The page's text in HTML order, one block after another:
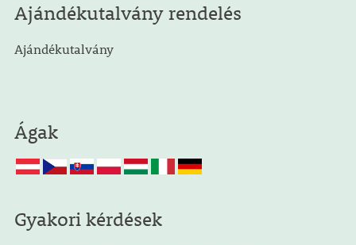
Ajándékutalvány rendelés
Ajándékutalvány
Ágak
Gyakori kérdések